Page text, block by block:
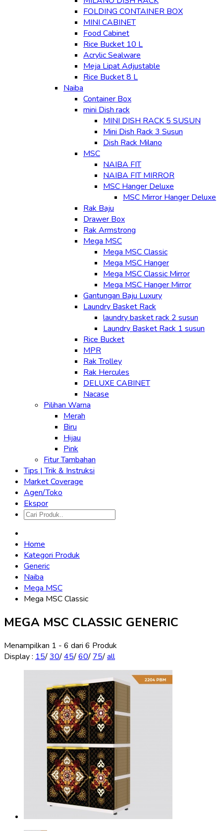
FOLDING CONTAINER BOX
MINI CABINET
Food Cabinet
Rice Bucket 10 L
Acrylic Sealware
Meja Lipat Adjustable
Rice Bucket 8 L
Naiba
Container Box
mini Dish rack
MINI DISH RACK 5 SUSUN
Mini Dish Rack 3 Susun
Dish Rack Milano
MSC
NAIBA FIT
NAIBA FIT MIRROR
MSC Hanger Deluxe
MSC Mirror Hanger Deluxe
Rak Baju
Drawer Box
Rak Armstrong
Mega MSC
Mega MSC Classic
Mega MSC Hanger
Mega MSC Classic Mirror
Mega MSC Hanger Mirror
Gantungan Baju Luxury
Laundry Basket Rack
laundry basket rack 2 susun
Laundry Basket Rack 1 susun
Rice Bucket
MPR
Rak Trolley
Rak Hercules
DELUXE CABINET
Nacase
Pilihan Warna
Merah
Biru
Hijau
Pink
Fitur Tambahan
Tips | Trik & Instruksi
Market Coverage
Agen/Toko
Ekspor
Home
Kategori Produk
Generic
Naiba
Mega MSC
Mega MSC Classic
MEGA MSC CLASSIC GENERIC
Menampilkan 1 - 6 dari 6 Produk
Display: 15/30/45/60/ 75/all